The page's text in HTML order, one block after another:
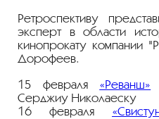
Ретроспективу
эксперт в области
кинопрокату компании
Дорофеев.
15 февраля «Реванш»
Серджиу Николаеску
16 февраля